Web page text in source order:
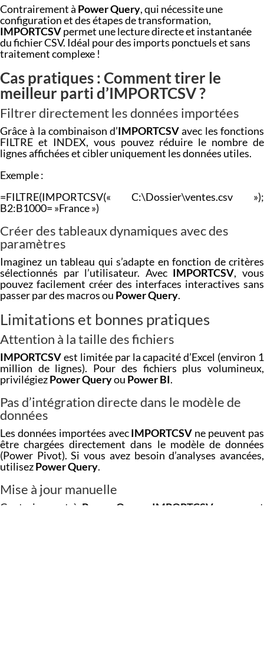
Contrairement à Power Query, qui nécessite une
configuration et des étapes de transformation,
IMPORTCSVpermet une lecture directe et instantanée
du fichier CSV. Idéal pour des imports ponctuels et sans
traitement complexe !
Cas pratiques : Comment tirer le
meilleur parti d’IMPORTCSV ?
Filtrer directement les données importées
Grâce à la combinaison d’IMPORTCSVavec les fonctions
FILTRE et INDEX, vous pouvez réduire le nombre de
lignes affichées et cibler uniquement les données utiles.
Exemple :
=FILTRE(IMPORTCSV(« C:\Dossier\ventes.csv »);
B2:B1000= »France »)
Créer des tableaux dynamiques avec des
paramètres
Imaginez un tableau qui s’adapte en fonction de critères
sélectionnés par l’utilisateur. Avec IMPORTCSV, vous
pouvez facilement créer des interfaces interactives sans
passer par des macros ou Power Query.
Limitations et bonnes pratiques
Attention à la taille des fichiers
IMPORTCSVest limitée par la capacité d’Excel (environ 1
million de lignes). Pour des fichiers plus volumineux,
privilégiezPower Queryou Power BI.
Pas d’intégration directe dans le modèle de
données
Les données importées avecIMPORTCSV ne peuvent pas
être chargées directement dans le modèle de données
(Power Pivot). Si vous avez besoin d’analyses avancées,
utilisezPower Query.
Mise à jour manuelle
Contrairement à Power Query IMPORTCSV ne se met